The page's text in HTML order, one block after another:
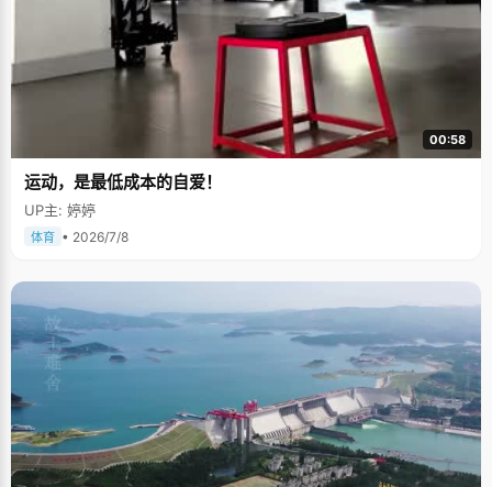
00:58
运动，是最低成本的自爱！
UP主: 婷婷
体育 • 2026/7/8